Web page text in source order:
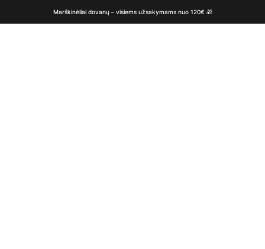
Marškinėliai dovanų – visiems užsakymams nuo 120€ 🎁